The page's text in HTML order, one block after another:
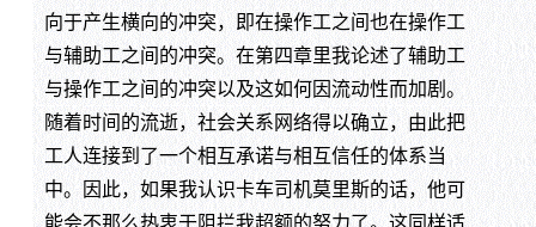
向于产生横向的冲突，即在操作工之间也在操作工
与辅助工之间的冲突。在第四章里我论述了辅助工
与操作工之间的冲突以及这如何因流动性而加剧。
随着时间的流逝，社会关系网络得以确立，由此把
工人连接到了一个相互承诺与相互信任的体系当
中。因此，如果我认识卡车司机莫里斯的话，他可
能会不那么热衷于阻拦我超额的努力了。这同样适